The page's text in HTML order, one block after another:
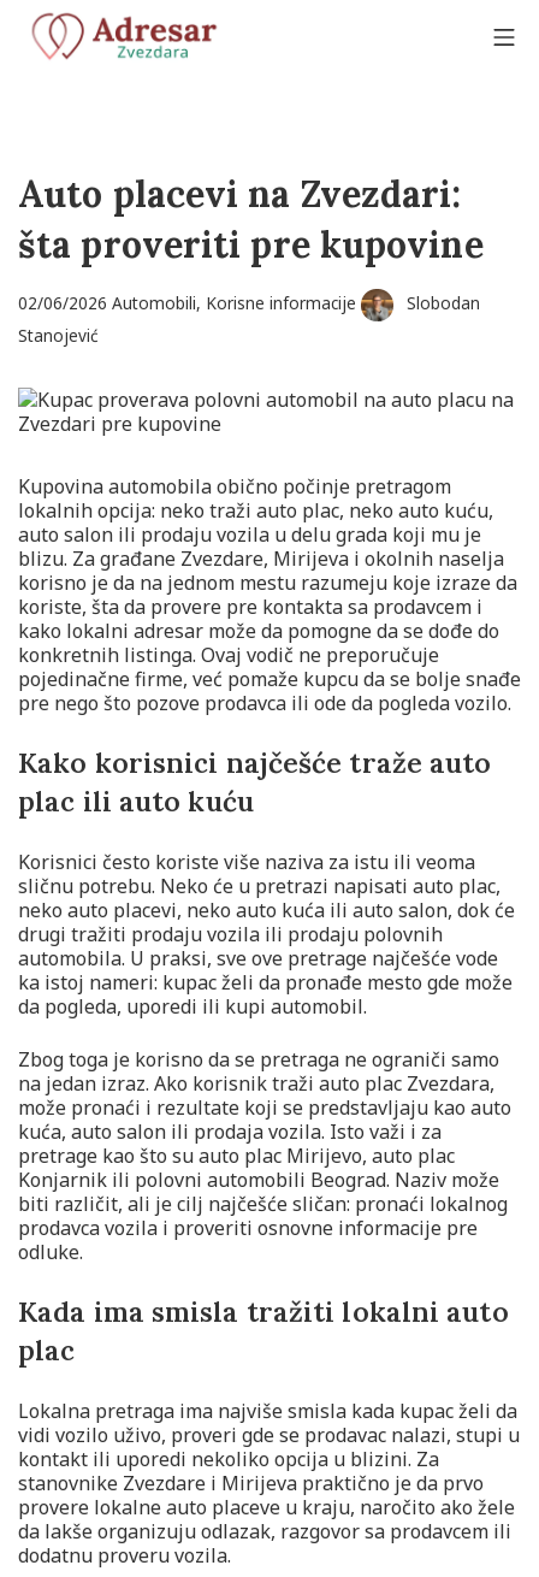
Skip
content
Auto placevi na Zvezdari:
šta proveriti pre kupovine
02/06/2026 02/06/2026
Automobili, Korisne informacije
Slobodan
Stanojević
Kupovina automobila obično počinje pretragom
lokalnih opcija: neko traži auto plac, neko auto kuću,
auto salon ili prodaju vozila u delu grada koji mu je
blizu. Za građane Zvezdare, Mirijeva i okolnih naselja
korisno je da na jednom mestu razumeju koje izraze da
koriste, šta da provere pre kontakta sa prodavcem i
kako lokalni adresar može da pomogne da se dođe do
konkretnih listinga. Ovaj vodič ne preporučuje
pojedinačne firme, već pomaže kupcu da se bolje snađe
pre nego što pozove prodavca ili ode da pogleda vozilo.
Kako korisnici najčešće traže auto
plac ili auto kuću
Korisnici često koriste više naziva za istu ili veoma
sličnu potrebu. Neko će u pretrazi napisati auto plac,
neko auto placevi, neko auto kuća ili auto salon, dok će
drugi tražiti prodaju vozila ili prodaju polovnih
automobila. U praksi, sve ove pretrage najčešće vode
ka istoj nameri: kupac želi da pronađe mesto gde može
da pogleda, uporedi ili kupi automobil.
Zbog toga je korisno da se pretraga ne ograniči samo
na jedan izraz. Ako korisnik traži auto plac Zvezdara,
može pronaći i rezultate koji se predstavljaju kao auto
kuća, auto salon ili prodaja vozila. Isto važi i za
pretrage kao što su auto plac Mirijevo, auto plac
Konjarnik ili polovni automobili Beograd. Naziv može
biti različit, ali je cilj najčešće sličan: pronaći lokalnog
prodavca vozila i proveriti osnovne informacije pre
odluke.
Kada ima smisla tražiti lokalni auto
plac
Lokalna pretraga ima najviše smisla kada kupac želi da
vidi vozilo uživo, proveri gde se prodavac nalazi, stupi u
kontakt ili uporedi nekoliko opcija u blizini. Za
stanovnike Zvezdare i Mirijeva praktično je da prvo
provere lokalne auto placeve u kraju, naročito ako žele
da lakše organizuju odlazak, razgovor sa prodavcem ili
dodatnu proveru vozila.